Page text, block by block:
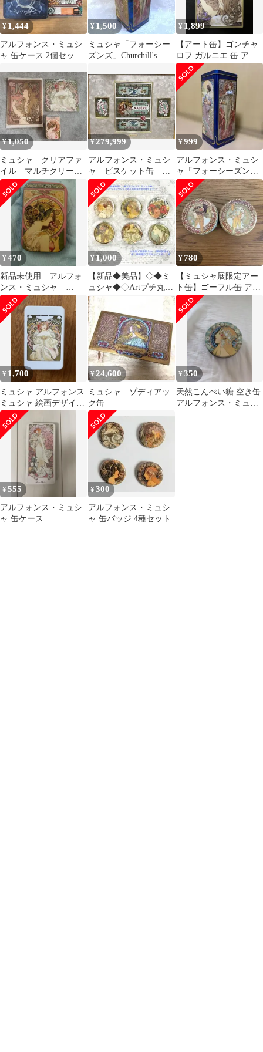
¥ 1,444
アルフォンス・ミュシ
ャ 缶ケース 2個セット
¥ 1,500
ミュシャ「フォーシー
ズンズ」Churchill's チ
のみ】
¥ 1,899
【アート缶】ゴンチャ
ロフ ガルニエ 缶 アル
フォンス・ミュシャ
¥1,050
ミュシャ クリアファ
イル マルチクリーナ
ー 缶
¥279,999
アルフォンス・ミュシ
ャ ビスケット缶 マ
ドレ
¥999
アルフォンス・ミュシ
ャ「フォーシーズン
ズ」 缶 [6/14までの販
売]
¥470
新品未使用 アルフォ
ンス・ミュシャ
Chocolate Amatller 缶
¥1,000
【新品◆美品】◇◆ミ
ュシャ◆◇Artプチ丸缶
バッチ ❻種〈✿美術館
カプセルトイ〉
¥780
【ミュシャ展限定アー
ト缶】ゴーフル缶 アル
フォンス・ミュシャ 2
個セット
¥ 1,700
ミュシャ アルフォンス
ミュシャ 絵画デザイン
小物入れ 缶ケース 空き
缶
¥24,600
ミュシャ ゾディアッ
ク缶
¥350
天然こんぺい糖 空き缶
アルフォンス・ミュシ
¥555
アルフォンス・ミュシ
ャ 缶ケース
¥300
アルフォンス・ミュシ
ャ 缶バッジ 4種セット